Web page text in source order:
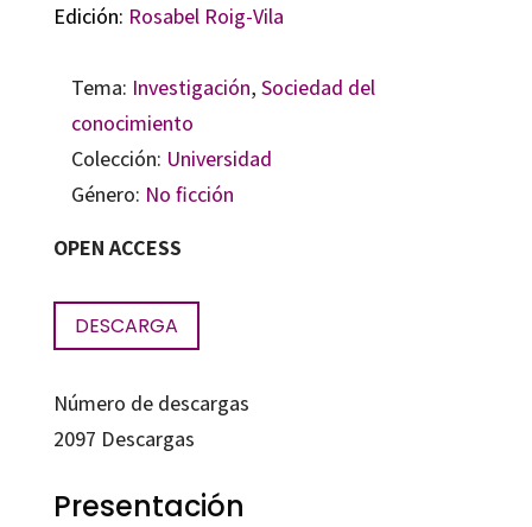
Edición: Rosabel Roig-Vila
Tema: Investigación, Sociedad del
conocimiento
Colección: Universidad
Género: No ficción
OPEN ACCESS
DESCARGA
Número de descargas
2097 Descargas
Presentación